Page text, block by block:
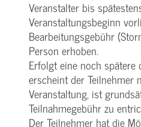
Veranstalter bis
Veranstaltungsbeginn
Bearbeitungsgebühr
Person erhoben.
Erfolgt eine noch spätere
erscheint der Teilnehmer
Veranstaltung, ist
Teilnahmegebühr zu
Der Teilnehmer hat die